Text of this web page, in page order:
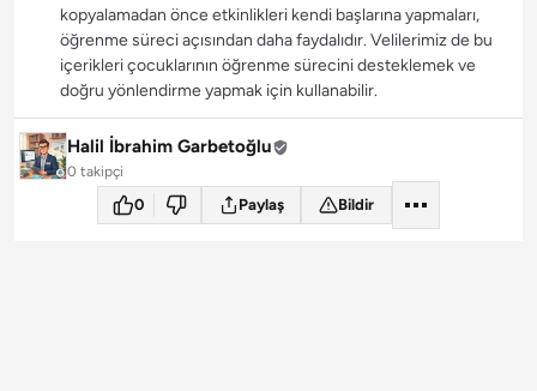
kopyalamadan önce etkinlikleri kendi başlarına yapmaları,
öğrenme süreci açısından daha faydalıdır. Velilerimiz de bu
içerikleri çocuklarının öğrenme sürecini desteklemek ve
doğru yönlendirme yapmak için kullanabilir.
Halil İbrahim Garbetoğlu
0 takipçi
0 Paylaş Bildir